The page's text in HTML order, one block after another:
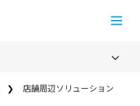
店舗周辺ソリューション